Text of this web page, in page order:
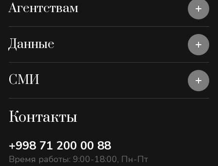
Агентствам
Данные
СМИ
Контакты
+998 71 200 00 88
Время работы: 9:00-18:00, Пн-Пт